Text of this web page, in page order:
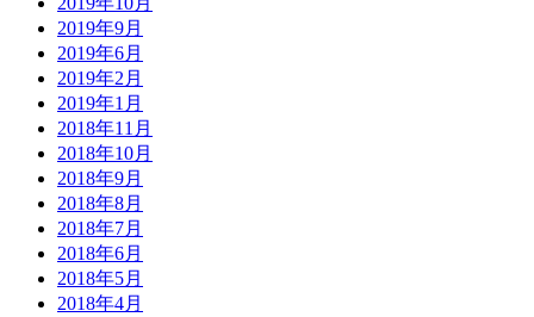
2019年9月
2019年6月
2019年2月
2019年1月
2018年11月
2018年10月
2018年9月
2018年8月
2018年7月
2018年6月
2018年5月
2018年4月